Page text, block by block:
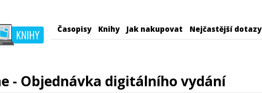
Časopisy Knihy Jak nakupovat Nejčastější dotazy
- Objednávka digitálního vydání